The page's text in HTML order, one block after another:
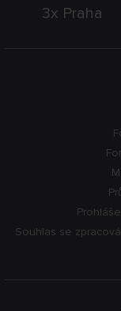
Souhlas se
3x Praha